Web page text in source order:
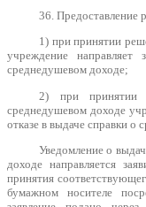
36. Предоставление
1) при принятии
учреждение направляет
среднедушевом доходе;
2) при принятии
среднедушевом доходе
отказе в выдаче справки о
Уведомление о
доходе направляется
принятия
бумажном носителе